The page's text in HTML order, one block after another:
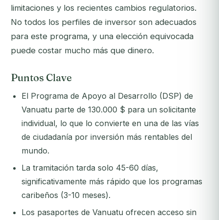
limitaciones y los recientes cambios regulatorios.
No todos los perfiles de inversor son adecuados
para este programa, y una elección equivocada
puede costar mucho más que dinero.
Puntos Clave
El Programa de Apoyo al Desarrollo (DSP) de
Vanuatu parte de 130.000 $ para un solicitante
individual, lo que lo convierte en una de las vías
de ciudadanía por inversión más rentables del
mundo.
La tramitación tarda solo 45-60 días,
significativamente más rápido que los programas
caribeños (3-10 meses).
Los pasaportes de Vanuatu ofrecen acceso sin